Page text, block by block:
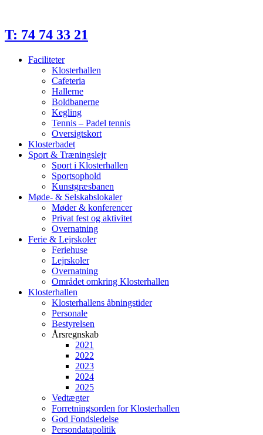
indhold
T: 74 74 33 21
Faciliteter
Klosterhallen
Cafeteria
Hallerne
Boldbanerne
Kegling
Tennis – Padel tennis
Oversigtskort
Klosterbadet
Sport & Træningslejr
Sport i Klosterhallen
Sportsophold
Kunstgræsbanen
Møde- & Selskabslokaler
Møder & konferencer
Privat fest og aktivitet
Overnatning
Ferie & Lejrskoler
Feriehuse
Lejrskoler
Overnatning
Området omkring Klosterhallen
Klosterhallen
Klosterhallens åbningstider
Personale
Bestyrelsen
Årsregnskab
2021
2022
2023
2024
2025
Vedtægter
Forretningsorden for Klosterhallen
God Fondsledelse
Persondatapolitik